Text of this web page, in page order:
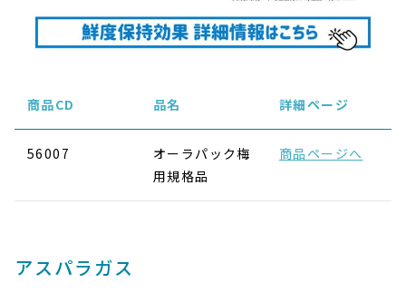
商品CD 品名 詳細ページ
56007
オーラパック梅
用規格品
商品ページへ
アスパラガス